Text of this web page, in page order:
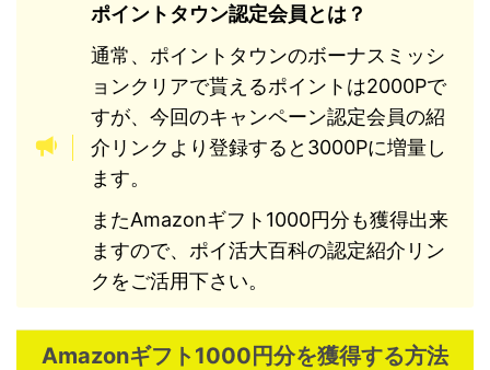
ポイントタウン認定会員とは？
通常、ポイントタウンのボーナスミッシ
ョンクリアで貰えるポイントは2000Pで
すが、今回のキャンペーン認定会員の紹
介リンクより登録すると3000Pに増量し
ます。
またAmazonギフト1000円分も獲得出来
ますので、ポイ活大百科の認定紹介リン
クをご活用下さい。
Amazonギフト1000円分を獲得する方法